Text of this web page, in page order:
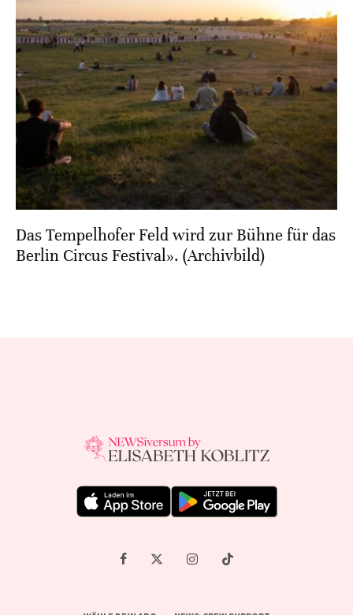
Das Tempelhofer Feld wird zur Bühne für das
Berlin Circus Festival». (Archivbild)